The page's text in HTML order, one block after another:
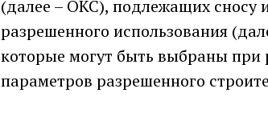
(далее – ОКС), подлежащих сносу
разрешенного использования
которые могут быть выбраны при
параметров разрешенного